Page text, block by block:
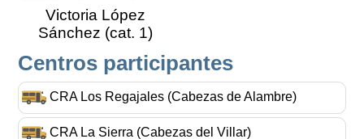
Victoria López
Sánchez (cat. 1)
Centros participantes
CRA Los Regajales (Cabezas de Alambre)
CRA La Sierra (Cabezas del Villar)